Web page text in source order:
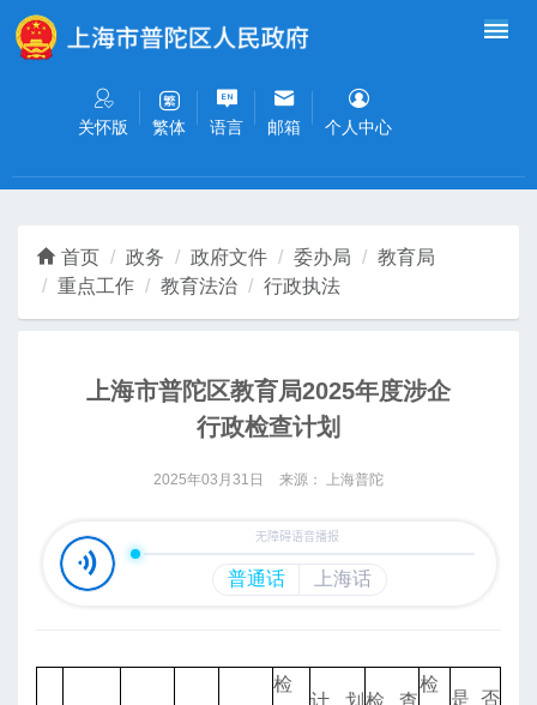
无障碍操作说明
关怀版 繁体 语言 邮箱 个人中心
首页 政务 政府文件 委办局
教育局
重点工作
教育法治 行政执法
上海市普陀区教育局2025年度涉企
行政检查计划
2025年03月31日 来源： 上海普陀
检
检
是否